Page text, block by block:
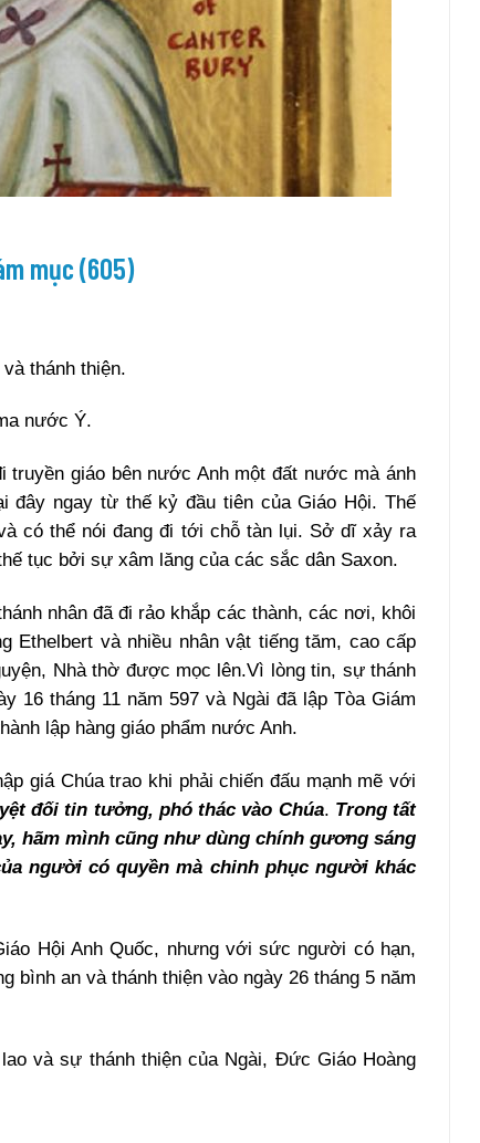
mục (605)
thánh thiện.
nước Ý.
giáo bên nước Anh một đất nước mà ánh
đây ngay từ thế kỷ đầu tiên của Giáo Hội. Thế
có thể nói đang đi tới chỗ tàn lụi. Sở dĩ xảy ra
tục bởi sự xâm lăng của các sắc dân Saxon.
nhân đã đi rảo khắp các thành, các nơi, khôi
Ethelbert và nhiều nhân vật tiếng tăm, cao cấp
Nhà thờ được mọc lên.Vì lòng tin, sự thánh
16 tháng 11 năm 597 và Ngài đã lập Tòa Giám
lập hàng giáo phẩm nước Anh.
giá Chúa trao khi phải chiến đấu mạnh mẽ với
đối tin tưởng, phó thác vào Chúa. Trong tất
hãm mình cũng như dùng chính gương sáng
người có quyền mà chinh phục người khác
Hội Anh Quốc, nhưng với sức người có hạn,
bình an và thánh thiện vào ngày 26 tháng 5 năm
và sự thánh thiện của Ngài, Đức Giáo Hoàng